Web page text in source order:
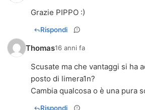
Grazie PIPPO :)
Rispondi
Thomas16 anni fa
Scusate ma che vantaggi si ha
posto di limera1n?
Cambia qualcosa o è una pura
Rispondi